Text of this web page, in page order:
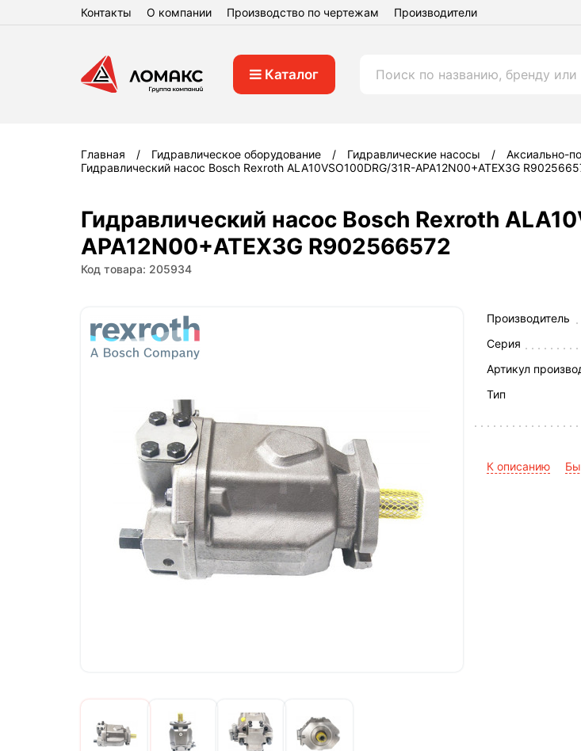
Контакты О компании Производство по чертежам Производители
Каталог
Главная Гидравлическое оборудование Гидравлические насосы
Аксиально-
Гидравлический насос Bosch Rexroth ALA10VSO100DRG/31R-APA12N00+ATEX3G
Гидравлический насос Bosch Rexroth
APA12N00+ATEX3G R902566572
Код товара: 205934
Производитель
Серия
Артикул
Тип
К описанию